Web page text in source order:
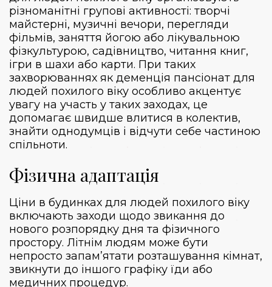
різноманітні групові активності: творчі
майстерні, музичні вечори, перегляди
фільмів, заняття йогою або лікувальною
фізкультурою, садівництво, читання книг,
ігри в шахи або карти. При таких
захворюваннях як деменція пансіонат для
людей похилого віку особливо акцентує
увагу на участь у таких заходах, це
допомагає швидше влитися в колектив,
знайти однодумців і відчути себе частиною
спільноти.
Фізична адаптація
Ціни в будинках для людей похилого віку
включають заходи щодо звикання до
нового розпорядку дня та фізичного
простору. Літнім людям може бути
непросто запам’ятати розташування кімнат,
звикнути до іншого графіку їди або
медичних процедур.